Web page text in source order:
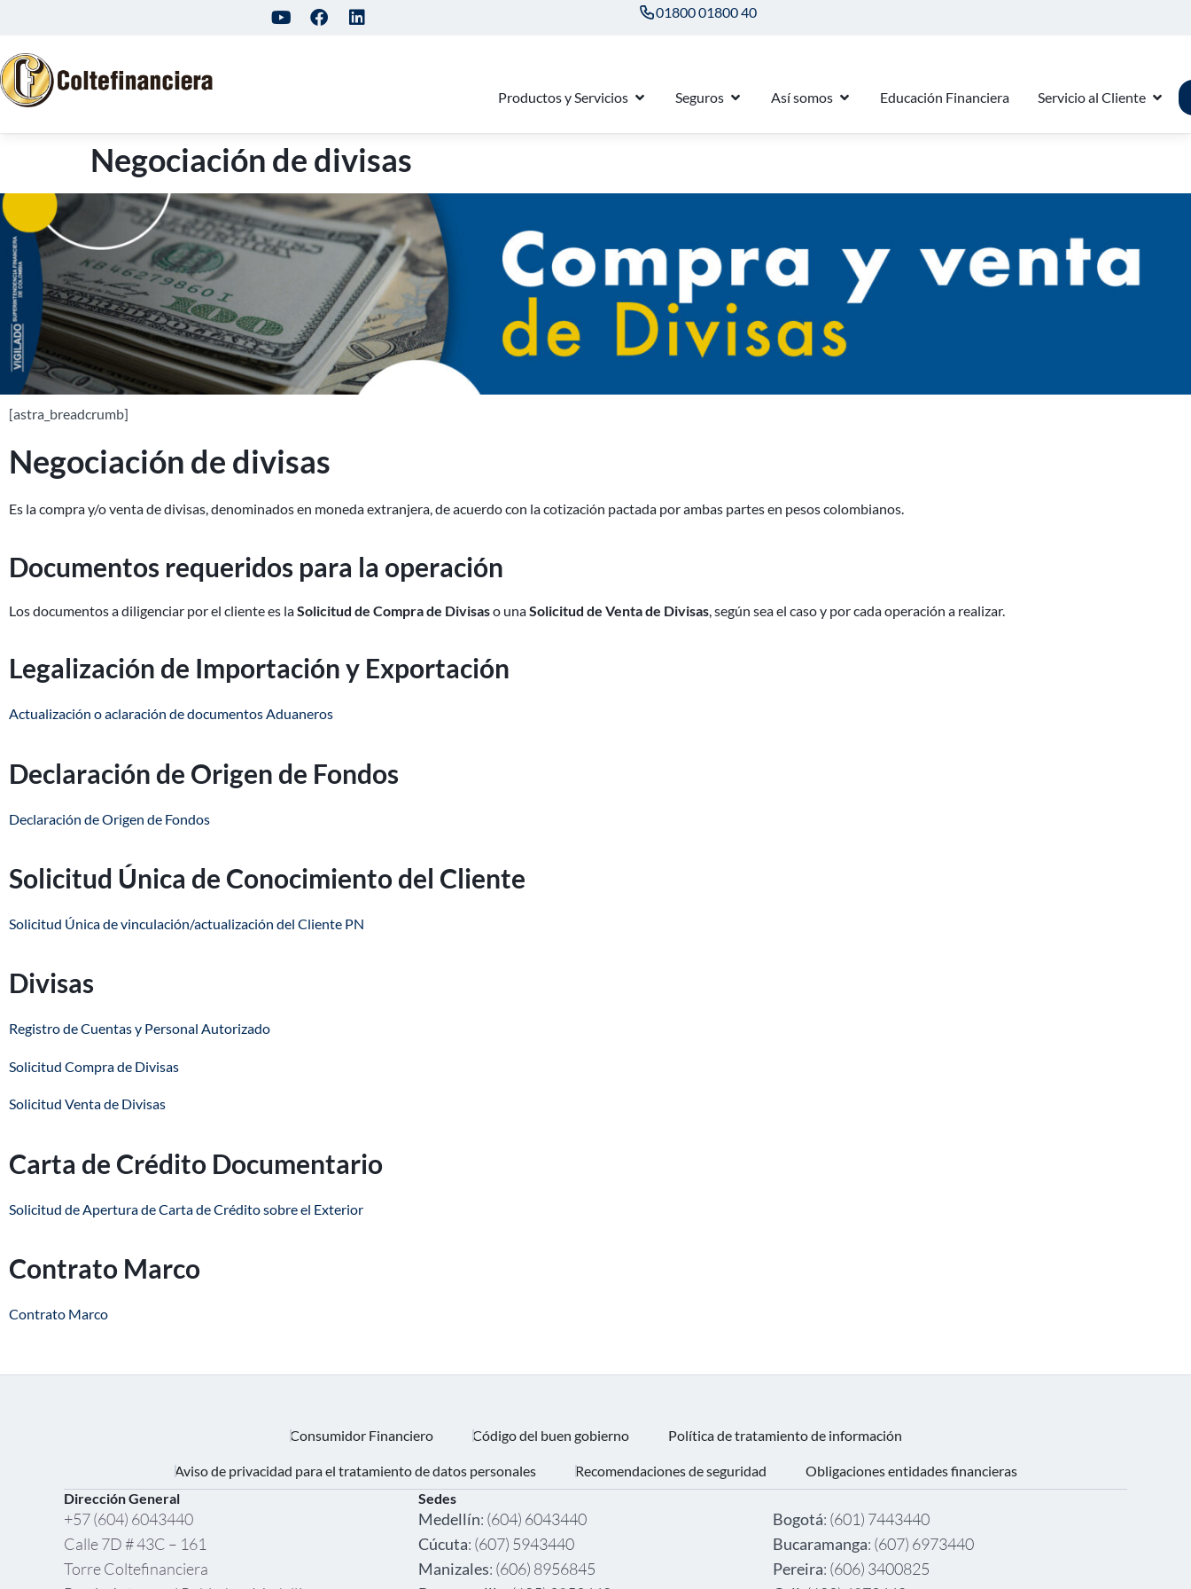
01800 01800 40
Productos y Servicios Seguros Así somos Educación Financiera Servicio al Cliente
Negociación de divisas
[astra_breadcrumb]
Negociación de divisas
Es la compra y/o venta de divisas, denominados en moneda extranjera, de acuerdo con la cotización pactada por ambas partes en pesos colombianos.
Documentos requeridos para la operación
Los documentos a diligenciar por el cliente es laSolicitud de Compra de Divisaso unaSolicitud de Venta de Divisas, según sea el caso y por cada operación a realizar.
Legalización de Importación y Exportación
Actualización o aclaración de documentos Aduaneros
Declaración de Origen de Fondos
Declaración de Origen de Fondos
Solicitud Única de Conocimiento del Cliente
Solicitud Única de vinculación/actualización del Cliente PN
Divisas
Registro de Cuentas y Personal Autorizado
Solicitud Compra de Divisas
Solicitud Venta de Divisas
Carta de Crédito Documentario
Solicitud de Apertura de Carta de Crédito sobre el Exterior
Contrato Marco
Contrato Marco
Consumidor Financiero Código del buen gobierno Política de tratamiento de información
Aviso de privacidad para el tratamiento de datos personales Recomendaciones de seguridad
Obligaciones entidades financieras
Dirección General
+57 (604) 6043440
Calle 7D # 43C – 161
Torre Coltefinanciera
Sedes
Medellín: (604) 6043440
Cúcuta: (607) 5943440
Manizales: (606) 8956845
Bogotá: (601) 7443440
Bucaramanga: (607) 6973440
Pereira: (606) 3400825